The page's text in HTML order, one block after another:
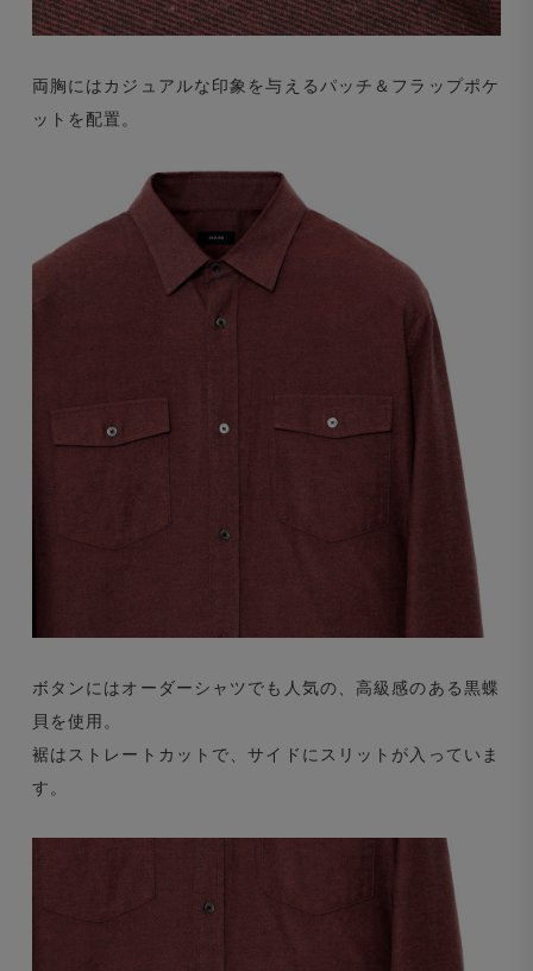
両胸にはカジュアルな印象を与えるパッチ＆フラップポケ
ットを配置。
ボタンにはオーダーシャツでも人気の、高級感のある黒蝶
貝を使用。
裾はストレートカットで、サイドにスリットが入っていま
す。